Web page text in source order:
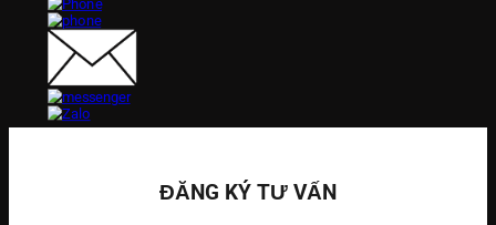
ĐĂNG KÝ TƯ VẤN